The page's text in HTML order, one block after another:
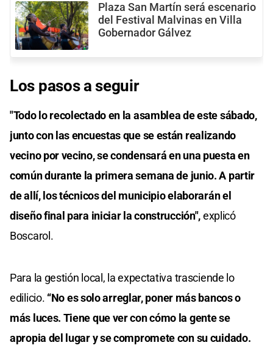
Plaza San Martín será escenario
del Festival Malvinas en Villa
Gobernador Gálvez
Los pasos a seguir
"Todo lo recolectado en la asamblea de este sábado,
junto con las encuestas que se están realizando
vecino por vecino, se condensará en una puesta en
común durante la primera semana de junio. A partir
de allí, los técnicos del municipio elaborarán el
diseño final para iniciar la construcción",explicó
Boscarol.
Para la gestión local, la expectativa trasciende lo
edilicio. “No es solo arreglar, poner más bancos o
más luces. Tiene que ver con cómo la gente se
apropia del lugar y se compromete con su cuidado.